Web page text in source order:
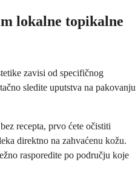
lokalne topikalne
zavisi od specifičnog
sledite uputstva na pakovanju
recepta, prvo ćete očistiti
direktno na zahvaćenu kožu.
rasporedite po području koje